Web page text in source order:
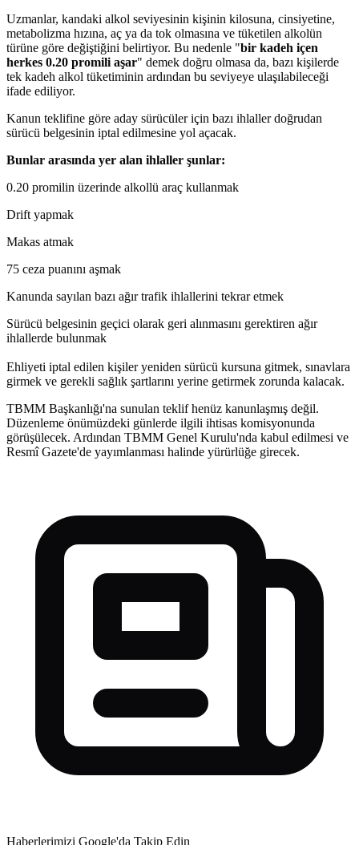
Uzmanlar, kandaki alkol seviyesinin kişinin kilosuna, cinsiyetine,
metabolizma hızına, aç ya da tok olmasına ve tüketilen alkolün
türüne göre değiştiğini belirtiyor. Bu nedenle "bir kadeh içen
herkes 0.20 promili aşar" demek doğru olmasa da, bazı kişilerde
tek kadeh alkol tüketiminin ardından bu seviyeye ulaşılabileceği
ifade ediliyor.
Kanun teklifine göre aday sürücüler için bazı ihlaller doğrudan
sürücü belgesinin iptal edilmesine yol açacak.
Bunlar arasında yer alan ihlaller şunlar:
0.20 promilin üzerinde alkollü araç kullanmak
Drift yapmak
Makas atmak
75 ceza puanını aşmak
Kanunda sayılan bazı ağır trafik ihlallerini tekrar etmek
Sürücü belgesinin geçici olarak geri alınmasını gerektiren ağır
ihlallerde bulunmak
Ehliyeti iptal edilen kişiler yeniden sürücü kursuna gitmek, sınavlara
girmek ve gerekli sağlık şartlarını yerine getirmek zorunda kalacak.
TBMM Başkanlığı'na sunulan teklif henüz kanunlaşmış değil.
Düzenleme önümüzdeki günlerde ilgili ihtisas komisyonunda
görüşülecek. Ardından TBMM Genel Kurulu'nda kabul edilmesi ve
Resmî Gazete'de yayımlanması halinde yürürlüğe girecek.
Haberlerimizi Google'da Takip Edin